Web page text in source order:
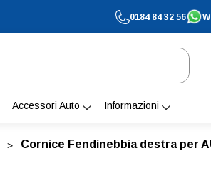
0184 84 32 56
Accessori Auto Informazioni
Cornice Fendinebbia destra per